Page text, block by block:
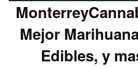
Mejor
Edibles, y